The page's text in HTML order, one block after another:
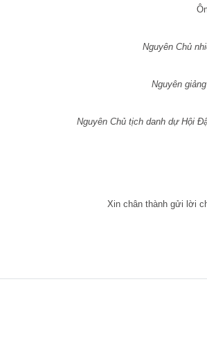
Nguyên Chủ
Nguyên
Nguyên Chủ tịch danh dự Hội
Xin chân thành gửi lời